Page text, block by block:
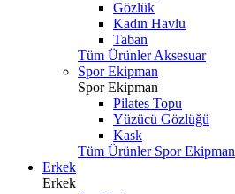
Gözlük
Kadın Havlu
Taban
Tüm Ürünler Aksesuar
Spor Ekipman
Spor Ekipman
Pilates Topu
Yüzücü Gözlüğü
Kask
Tüm Ürünler Spor Ekipman
Erkek
Erkek